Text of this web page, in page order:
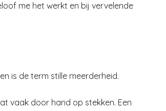
me het werkt en bij vervelende
is de term stille meerderheid.
vaak door hand op stekken. Een